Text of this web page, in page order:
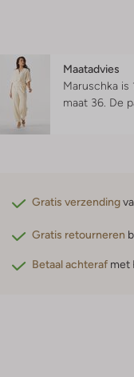
Maatadvies
Maruschka is
maat 36. De
Gratis verzending
Gratis retourneren
Betaal achteraf met